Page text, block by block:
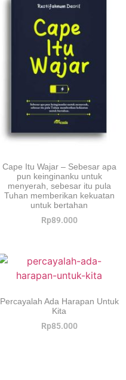
Cape Itu Wajar – Sebesar apa
pun keinginanku untuk
menyerah, sebesar itu pula
Tuhan memberikan kekuatan
untuk bertahan
Rp89.000
Percayalah Ada Harapan Untuk
Kita
Rp85.000